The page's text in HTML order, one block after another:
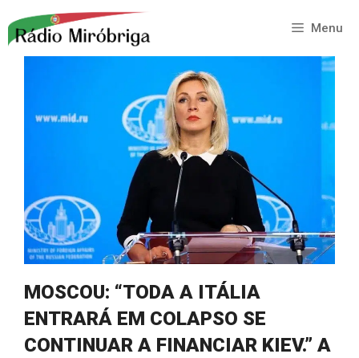
para
Menu
MOSCOU: “TODA A ITÁLIA
ENTRARÁ EM COLAPSO SE
CONTINUAR A FINANCIAR KIEV.” A